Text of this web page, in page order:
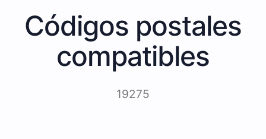
Códigos postales
compatibles
19275